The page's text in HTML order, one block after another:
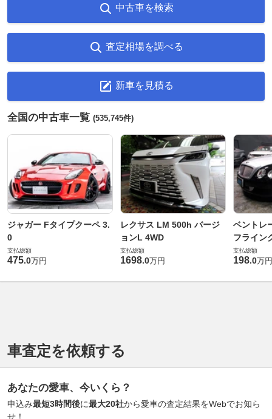
中古車を検索
査定相場を調べる
新車を見積る
全国の中古車一覧 (535,745件)
ジャガー Fタイプクーペ 3.
0
支払総額
475.0万円
レクサス LM 500h バージ
ョンL 4WD
支払総額
1698.0万円
ベントレ
フライン
支払総額
198.0万円
車査定を依頼する
あなたの愛車、今いくら？
申込み最短3時間後に最大20社から愛車の査定結果をWebでお知ら
せ！